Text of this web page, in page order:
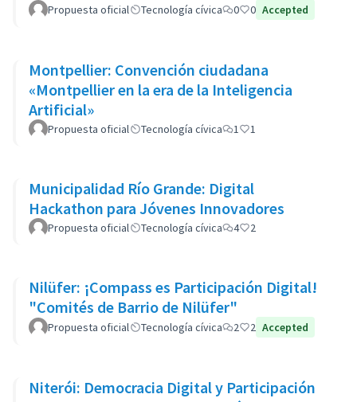
Propuesta oficial Tecnología cívica 0 0 Accepted
Montpellier: Convención ciudadana
«Montpellier en la era de la Inteligencia
Artificial»
Propuesta oficial Tecnología cívica 1 1
Municipalidad Río Grande: Digital
Hackathon para Jóvenes Innovadores
Propuesta oficial Tecnología cívica 4 2
Nilüfer: ¡Compass es Participación Digital!
"Comités de Barrio de Nilüfer"
Propuesta oficial Tecnología cívica 2 2 Accepted
Niterói: Democracia Digital y Participación